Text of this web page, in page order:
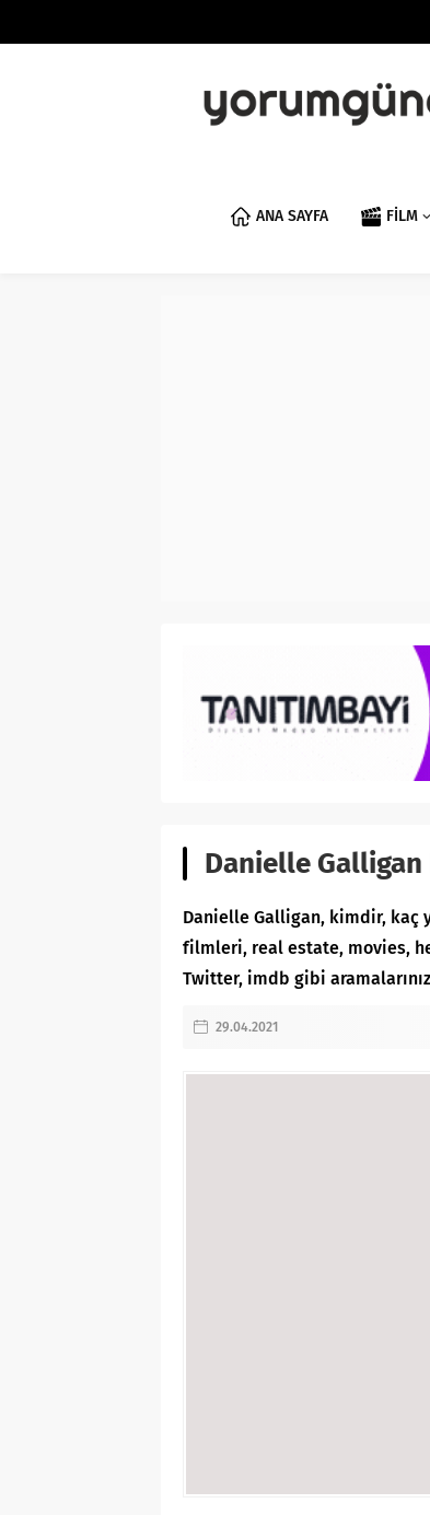
ANA SAYFA FİLM
Danielle Galligan
Danielle Galligan, kimdir, kaç
filmleri, real estate, movies,
Twitter, imdb gibi
29.04.2021